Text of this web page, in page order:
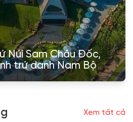
Núi Sam Châu Đốc,
trứ danh Nam Bộ
Xem tất cả